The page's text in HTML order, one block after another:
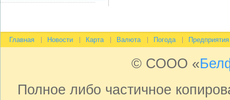
Главная Новости Карта Валюта Погода Предприятия
© СООО «
Полное либо частичное